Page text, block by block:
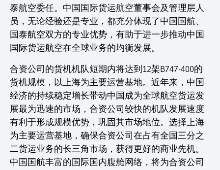
泰航空委任。中国国际货运航空董事会及管理层人
员，无论经验还是专业，都充分体现了中国国航、
国泰航空双方的专业优势，有助于进一步推动中国
国际货运航空在全球业务的均衡发展。
合资公司的货机机队短期内将达到12架B747-400的
货机规模，以上海为主要运营基地。近年来，中国
经济的持续稳定增长带动中国成为全球航空货运发
展最为迅速的市场，合资公司较快的机队发展速度
有利于形成规模优势，巩固其市场地位。选择上海
为主要运营基地，确保合资公司在占有全国三分之
二货运业务的长三角市场，获得更好的商业先机。
中国国航丰富的国际国内腹舱网络，将为合资公司